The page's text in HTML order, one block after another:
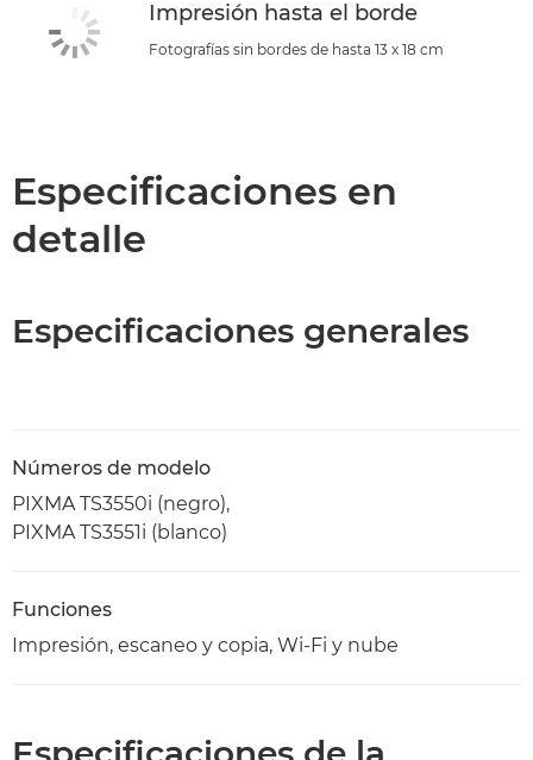
Impresión hasta el borde
Fotografías sin bordes de hasta 13 x 18 cm
Especificaciones en
detalle
Especificaciones generales
Números de modelo
PIXMA TS3550i (negro),
PIXMA TS3551i (blanco)
Funciones
Impresión, escaneo y copia, Wi-Fi y nube